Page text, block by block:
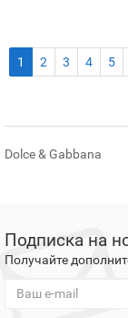
1 2 3 4 5
Dolce & Gabbana
Подписка на
Получайте